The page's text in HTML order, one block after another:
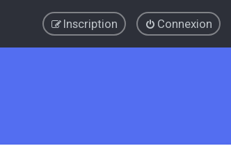
Connexion
Inscription